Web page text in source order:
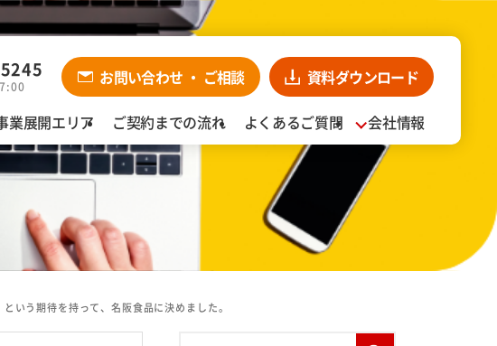
お問い合わせ ・ ご相談 資料ダウンロード
業展開エリア ご契約までの流れ よくあるご質問 会社情報
お見積り依頼 CLOSE
住宅
導入事例
いう期待を持って、名阪食品に決めました。